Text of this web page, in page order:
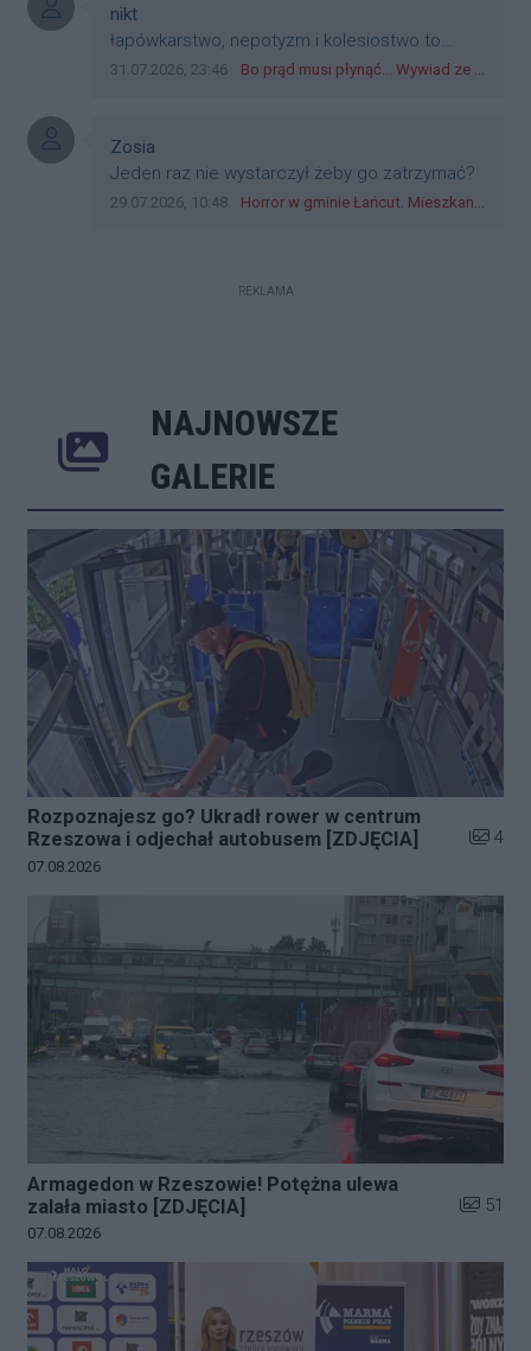
przejazdów dadzą radę. Albo ogarną, jak to
teraz młode ludzie mówią.
Autor komentarza:
nikt
Treść komentarza:
łapówkarstwo, nepotyzm i kolesiostwo to
norma w pge dystrybucja rzeszów, takie ***e
zagorzali pisowcy
Data dodania komentarza:
31.07.2026, 23:46 Źródło komentarza:
Bo prąd musi płynąć... Wywiad ze Zbigniewem Możdżeniem - Dyrektorem Generalnym Oddziału PGE Dystrybucja w Rzeszowie
Autor komentarza:
Zosia
Treść komentarza:
Jeden raz nie wystarczył żeby go zatrzymać?
Data dodania komentarza:
29.07.2026, 10:48 Źródło komentarza:
Horror w gminie Łańcut. Mieszkaniec Rzeszowa terroryzował rodzinę nożem i zaatakował policjantów! [VIDEO]
REKLAMA
NAJNOWSZE
GALERIE
Rozpoznajesz go? Ukradł rower w centrum
Rzeszowa i odjechał autobusem [ZDJĘCIA]
Liczba
4
Data dodania galerii:
07.08.2026
Armagedon w Rzeszowie! Potężna ulewa
zalała miasto [ZDJĘCIA]
Liczba
51
Data dodania galerii:
07.08.2026